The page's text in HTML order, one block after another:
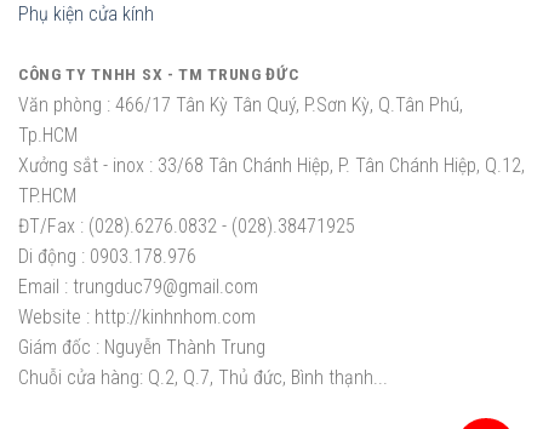
Phụ kiện cửa kính
CÔNG TY TNHH SX - TM TRUNG ĐỨC
Văn phòng : 466/17 Tân Kỳ Tân Quý, P.Sơn Kỳ, Q.Tân Phú,
Tp.HCM
Xưởng sắt - inox : 33/68 Tân Chánh Hiệp, P. Tân Chánh Hiệp, Q.12,
TP.HCM
ĐT/Fax : (028).6276.0832 - (028).38471925
Di động : 0903.178.976
Email : trungduc79@gmail.com
Website : http://kinhnhom.com
Giám đốc : Nguyễn Thành Trung
Chuỗi cửa hàng: Q.2, Q.7, Thủ đức, Bình thạnh...